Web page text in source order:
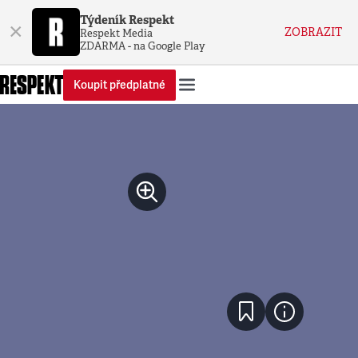
× Týdeník Respekt
Respekt Media
ZDARMA - na Google Play
ZOBRAZIT
Koupit předplatné